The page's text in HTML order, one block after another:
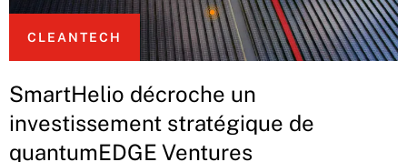
CLEANTECH
SmartHelio décroche un
investissement stratégique de
quantumEDGE Ventures